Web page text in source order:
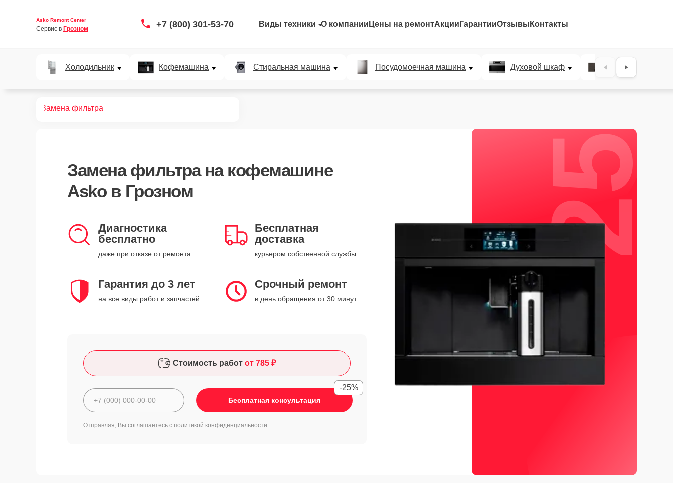
Asko Remont Center
Сервис в Грозном +7 (800) 301-53-70 Виды техники О компании Цены на ремонтАкции ГарантииОтзывы Контакты
Холодильник Кофемашина Стиральная машина Посудомоечная машина Духовой шкаф Варочная
Замена фильтра
Замена фильтрана кофемашине
Asko в Грозном
Диагностика
бесплатно
даже при отказе от ремонта
Бесплатная
доставка
курьером собственной службы
Гарантия до 3 лет
на все виды работ и запчастей
Срочный ремонт
в день обращения от 30 минут
Стоимость работ от 785 ₽
Бесплатная консультация
-25%
Отправляя, Вы соглашаетесь с политикой конфиденциальности
25%